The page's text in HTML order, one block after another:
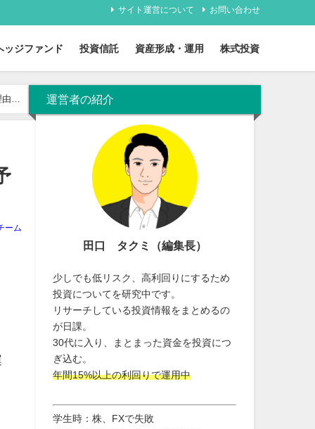
サイト運営について お問い合わせ
ッジファンド 投資信託 資産形成・運用 株式投資
と
ーム
運営者の紹介
田口 タクミ（編集長）
少しでも低リスク、高利回りにするため
投資についてを研究中です。
リサーチしている投資情報をまとめるの
が日課。
30代に入り、まとまった資金を投資につ
ぎ込む。
年間15%以上の利回りで運用中
学生時：株、FXで失敗